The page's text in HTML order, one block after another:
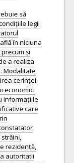
să
legii
în niciuna
și
a realiza
Modalitate
cerinței:
economici
informațiile
care
rezidență,
autoritatii